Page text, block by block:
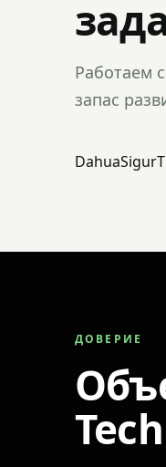
Работаем
запас
DahuaSigur
ДОВЕРИЕ